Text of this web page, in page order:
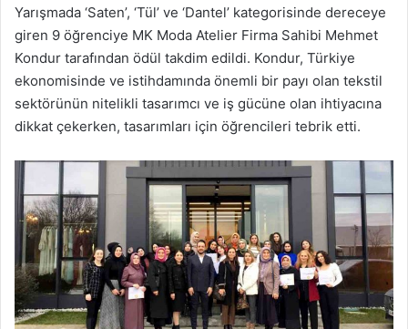
Yarışmada ‘Saten’, ‘Tül’ ve ‘Dantel’ kategorisinde dereceye
giren 9 öğrenciye MK Moda Atelier Firma Sahibi Mehmet
Kondur tarafından ödül takdim edildi. Kondur, Türkiye
ekonomisinde ve istihdamında önemli bir payı olan tekstil
sektörünün nitelikli tasarımcı ve iş gücüne olan ihtiyacına
dikkat çekerken, tasarımları için öğrencileri tebrik etti.